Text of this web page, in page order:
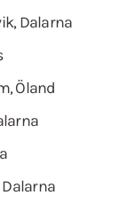
Dalarna
Öland